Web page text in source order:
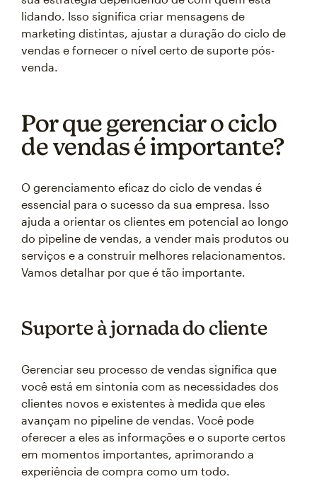
lidando. Isso significa criar mensagens de
marketing distintas, ajustar a duração do ciclo de
vendas e fornecer o nível certo de suporte pós-
venda.
Por que gerenciar o ciclo
de vendas é importante?
O gerenciamento eficaz do ciclo de vendas é
essencial para o sucesso da sua empresa. Isso
ajuda a orientar os clientes em potencial ao longo
do pipeline de vendas, a vender mais produtos ou
serviços e a construir melhores relacionamentos.
Vamos detalhar por que é tão importante.
Suporte à jornada do cliente
Gerenciar seu processo de vendas significa que
você está em sintonia com as necessidades dos
clientes novos e existentes à medida que eles
avançam no pipeline de vendas. Você pode
oferecer a eles as informações e o suporte certos
em momentos importantes, aprimorando a
experiência de compra como um todo.